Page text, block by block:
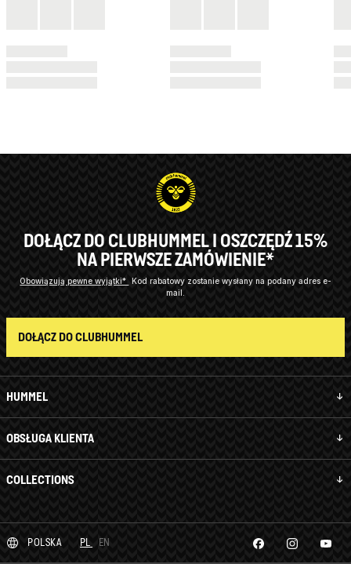
HUMMEL
OBSŁUGA KLIENTA
COLLECTIONS
DOŁĄCZ DO CLUBHUMMEL I OSZCZĘDŹ 15%
NA PIERWSZE ZAMÓWIENIE*
Obowiązują pewne wyjątki*
Kod rabatowy zostanie wysłany na podany adres e-
mail.
DOŁĄCZ DO CLUBHUMMEL
POLSKA PL EN